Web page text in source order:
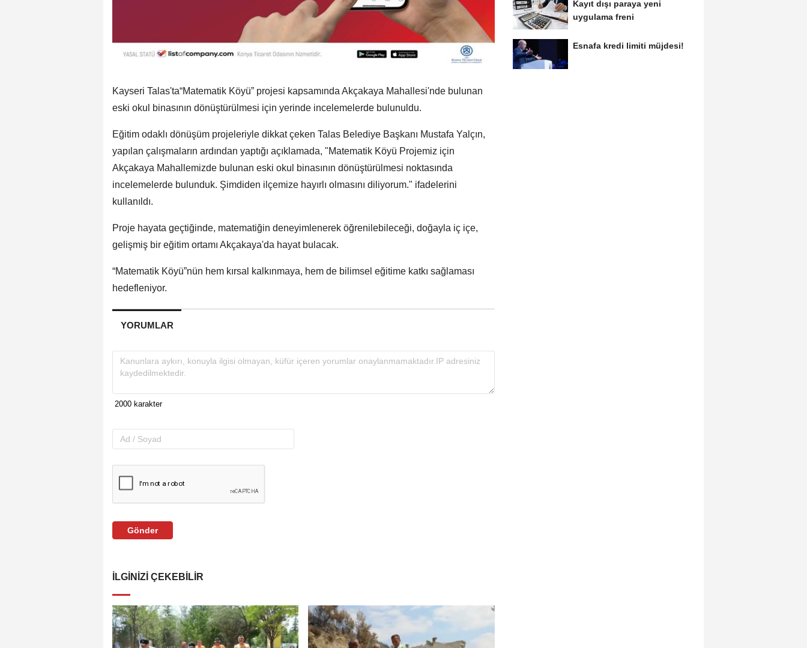
Kayseri Talas'ta“Matematik Köyü” projesi kapsamında Akçakaya Mahallesi'nde bulunan
eski okul binasının dönüştürülmesi için yerinde incelemelerde bulunuldu.
Eğitim odaklı dönüşüm projeleriyle dikkat çeken Talas Belediye Başkanı Mustafa Yalçın,
yapılan çalışmaların ardından yaptığı açıklamada, "Matematik Köyü Projemiz için
Akçakaya Mahallemizde bulunan eski okul binasının dönüştürülmesi noktasında
incelemelerde bulunduk. Şimdiden ilçemize hayırlı olmasını diliyorum." ifadelerini
kullanıldı.
Proje hayata geçtiğinde, matematiğin deneyimlenerek öğrenilebileceği, doğayla iç içe,
gelişmiş bir eğitim ortamı Akçakaya'da hayat bulacak.
“Matematik Köyü”nün hem kırsal kalkınmaya, hem de bilimsel eğitime katkı sağlaması
hedefleniyor.
YORUMLAR
Gönder
İLGINIZI ÇEKEBILIR
Kayıt dışı paraya yeni
uygulama freni
Esnafa kredi limiti müjdesi!